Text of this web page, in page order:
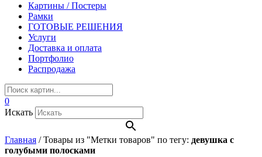
Картины / Постеры
Рамки
ГОТОВЫЕ РЕШЕНИЯ
Услуги
Доставка и оплата
Портфолио
Распродажа
0
Искать
Главная /Товары из "Метки товаров" по тегу: девушка с
голубыми полосками